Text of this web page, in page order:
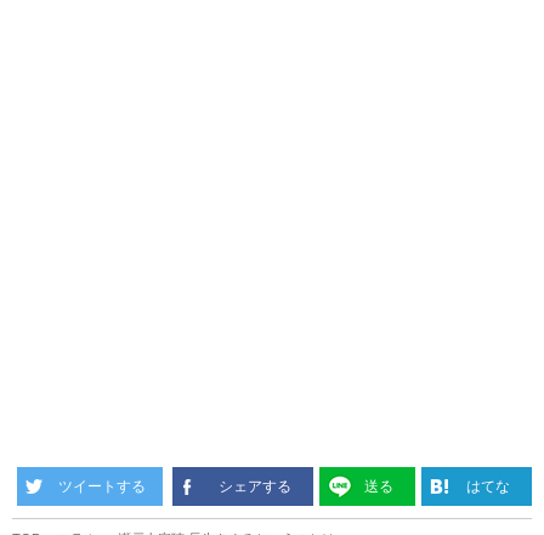
ツイートする シェアする 送る はてな